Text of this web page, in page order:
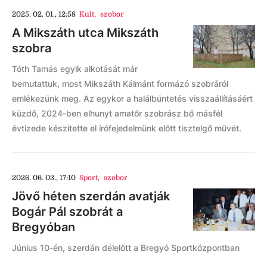
2025. 02. 01., 12:58 Kult, szobor
A Mikszáth utca Mikszáth
szobra
Tóth Tamás egyik alkotását már
bemutattuk, most Mikszáth Kálmánt formázó szobráról
emlékezünk meg. Az egykor a halálbüntetés visszaállításáért
küzdő, 2024-ben elhunyt amatőr szobrász bő másfél
évtizede készítette el írófejedelmünk előtt tisztelgő művét.
2026. 06. 03., 17:10 Sport, szobor
Jövő héten szerdán avatják
Bogár Pál szobrát a
Bregyóban
Június 10-én, szerdán délelőtt a Bregyó Sportközpontban